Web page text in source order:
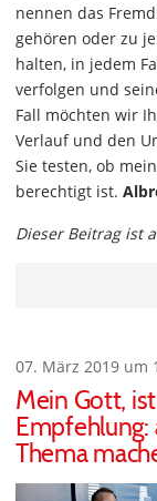
nennen das
gehören oder zu
halten, in jedem
verfolgen und
Fall möchten wir
Verlauf und den
Sie testen, ob
berechtigt ist.
Dieser Beitrag ist
07. März 2019 um
Mein Gott,
Empfehlung:
Thema